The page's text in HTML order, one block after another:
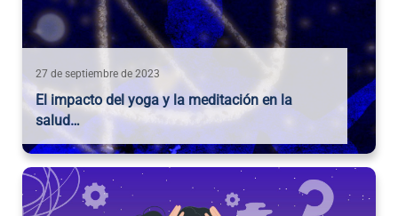
27 de septiembre de 2023
El impacto del yoga y la meditación en la
salud…